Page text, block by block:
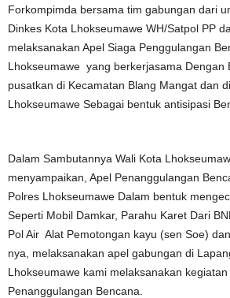
Forkompimda bersama tim gabungan dari
Dinkes Kota Lhokseumawe WH/Satpol PP
melaksanakan Apel Siaga Penggulangan
Lhokseumawe yang berkerjasama Dengan
pusatkan di Kecamatan Blang Mangat dan
Lhokseumawe Sebagai bentuk antisipasi
Dalam Sambutannya Wali Kota
menyampaikan, Apel Penanggulangan
Polres Lhokseumawe Dalam bentuk
Seperti Mobil Damkar, Parahu Karet Dari
Pol Air Alat Pemotongan kayu (sen Soe)
nya, melaksanakan apel gabungan di
Lhokseumawe kami melaksanakan kegiatan
Penanggulangan Bencana.